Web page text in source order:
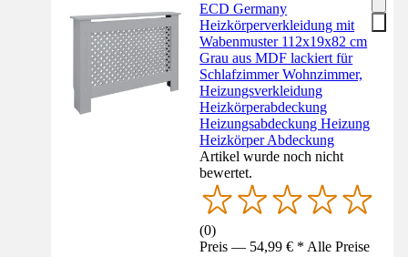
ECD Germany
Heizkörperverkleidung mit
Wabenmuster 112x19x82 cm
Grau aus MDF lackiert für
Schlafzimmer Wohnzimmer,
Heizungsverkleidung
Heizkörperabdeckung
Heizungsabdeckung Heizung
Heizkörper Abdeckung
Artikel wurde noch nicht
bewertet.
(0)
Preis — 54,99 € * Alle Preise